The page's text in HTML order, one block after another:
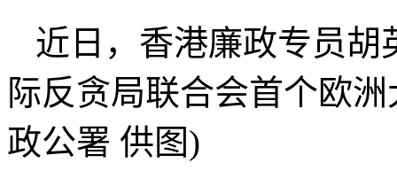
近日，香港廉政专员
际反贪局联合会首个欧
政公署 供图)